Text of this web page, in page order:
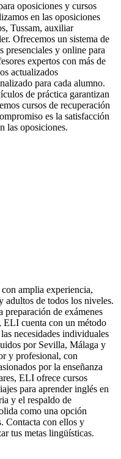
oposiciones y cursos
en las oposiciones
Tussam, auxiliar
Ofrecemos un sistema de
presenciales y online para
expertos con más de
actualizados
para cada alumno.
de práctica garantizan
cursos de recuperación
es la satisfacción
las oposiciones.
amplia experiencia,
adultos de todos los niveles.
preparación de exámenes
cuenta con un método
necesidades individuales
por Sevilla, Málaga y
y profesional, con
por la enseñanza
ELI ofrece cursos
para aprender inglés en
y el respaldo de
como una opción
Contacta con ellos y
tus metas lingüísticas.